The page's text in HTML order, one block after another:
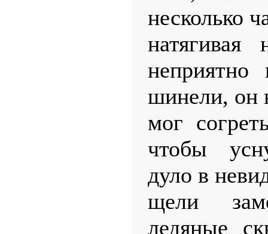
несколько
неприятно
шинели, он
мог
чтобы
дуло в
щели
ледяные